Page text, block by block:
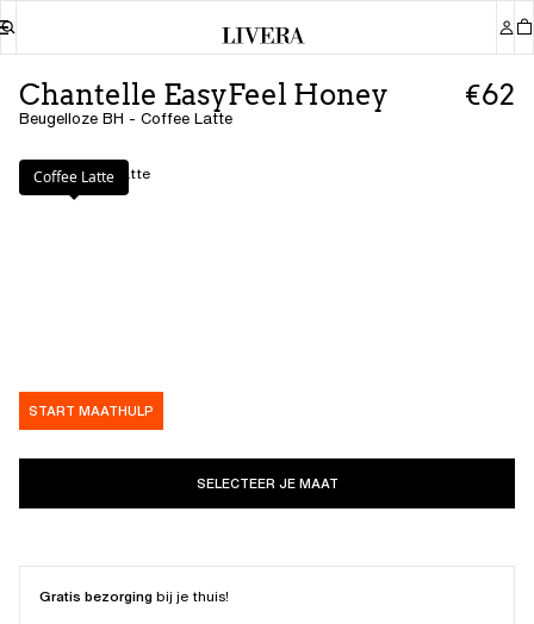
Chantelle EasyFeel Honey
Beugelloze BH - Coffee Latte
€62
Kleur:Coffee Latte
Coffee Latte
START MAATHULP
SELECTEER JE MAAT
Gratis bezorgingbij je thuis!